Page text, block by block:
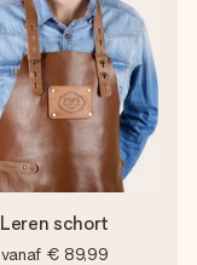
Leren schort
vanaf € 89,99